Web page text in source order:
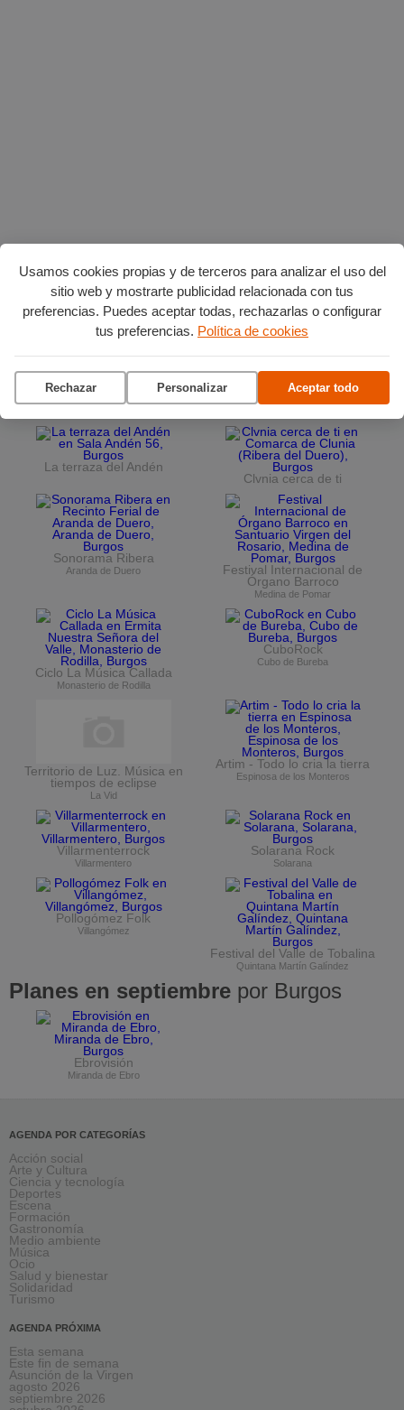
Usamos cookies propias y de terceros para analizar el uso del
sitio web y mostrarte publicidad relacionada con tus
preferencias. Puedes aceptar todas, rechazarlas o configurar
tus preferencias. Política de cookies
Rechazar Personalizar Aceptar todo
Planes en agostopor Burgos
Vuelta Ciclista a Burgos
Ciclo de conciertos en el
La terraza del Andén
Clvnia cerca de ti
Sonorama Ribera
Aranda de Duero
Festival Internacional de
Órgano Barroco
Medina de Pomar
Ciclo La Música Callada
Monasterio de Rodilla
CuboRock
Cubo de Bureba
Territorio de Luz. Música en
tiempos de eclipse
La Vid
Artim - Todo lo cria la tierra
Espinosa de los Monteros
Villarmenterrock
Villarmentero
Solarana Rock
Solarana
Pollogómez Folk
Villangómez
Festival del Valle de Tobalina
Quintana Martín Galíndez
Planes en septiembre por Burgos
Ebrovisión
Miranda de Ebro
AGENDA POR CATEGORÍAS
Acción social
Arte y Cultura
Ciencia y tecnología
Deportes
Escena
Formación
Gastronomía
Medio ambiente
Música
Ocio
Salud y bienestar
Solidaridad
Turismo
AGENDA PRÓXIMA
Esta semana
Este fin de semana
Asunción de la Virgen
agosto 2026
septiembre 2026